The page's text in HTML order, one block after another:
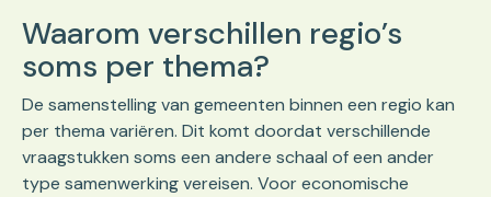
Waarom verschillen regio’s
soms per thema?
De samenstelling van gemeenten binnen een regio kan
per thema variëren. Dit komt doordat verschillende
vraagstukken soms een andere schaal of een ander
type samenwerking vereisen. Voor economische